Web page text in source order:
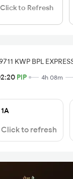
Click to Refresh
KWP BPL
PIP 4h 08m
1A
Click to refresh